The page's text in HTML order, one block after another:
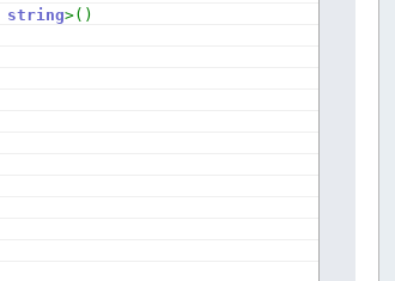
string>( )